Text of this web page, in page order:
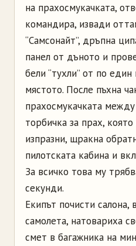
на прахосмукачката,
командира, извади
“Самсонайт”, дръпна
панел от дъното и
бели “тухли” от по
мястото. После пъхна
прахосмукачката
торбичка за прах,
изпразни, щракна
пилотската кабина и
За всичко това му
секунди.
Екипът почисти салона,
самолета, натовариха
смет в багажника на